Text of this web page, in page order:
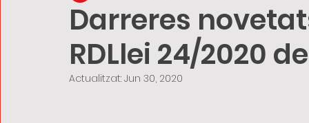
Darreres
RDLlei 24/2020
Actualitzat: Jun 30, 2020